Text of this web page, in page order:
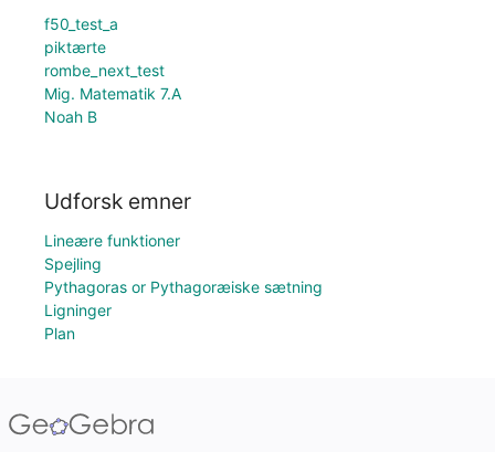
f50_test_a
piktærte
rombe_next_test
Mig. Matematik 7.A
Noah B
Udforsk emner
Lineære funktioner
Spejling
Pythagoras or Pythagoræiske sætning
Ligninger
Plan